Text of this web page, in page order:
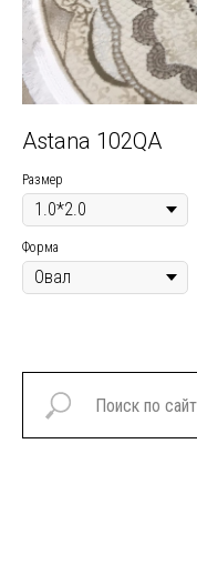
Astana 102QA
Размер
Форма